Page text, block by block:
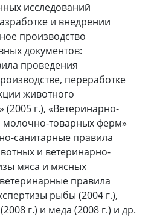
исследований
и внедрении
производство
документов:
проведения
переработке
животного
г.), «Ветеринарно-
молочно-товарных ферм»
санитарные правила
и ветеринарно-
мяса и мясных
правила
рыбы (2004 г.),
г.) и меда (2008 г.) и др.